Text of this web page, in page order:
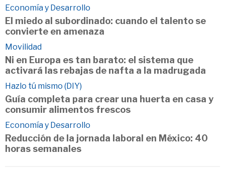
Economía y Desarrollo
El miedo al subordinado: cuando el talento se
convierte en amenaza
Movilidad
Ni en Europa es tan barato: el sistema que
activará las rebajas de nafta a la madrugada
Hazlo tú mismo (DIY)
Guía completa para crear una huerta en casa y
consumir alimentos frescos
Economía y Desarrollo
Reducción de la jornada laboral en México: 40
horas semanales